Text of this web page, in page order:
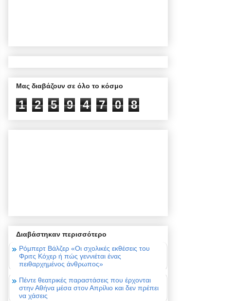
Μας διαβάζουν σε όλο το κόσμο
1 2 5 9 4 7 0 8
Διαβάστηκαν περισσότερο
Ρόμπερτ Βάλζερ «Οι σχολικές εκθέσεις του
Φριτς Κόχερ ή πώς γεννιέται ένας
πειθαρχημένος άνθρωπος»
Πέντε θεατρικές παραστάσεις που έρχονται
στην Αθήνα μέσα στον Απρίλιο και δεν πρέπει
να χάσεις